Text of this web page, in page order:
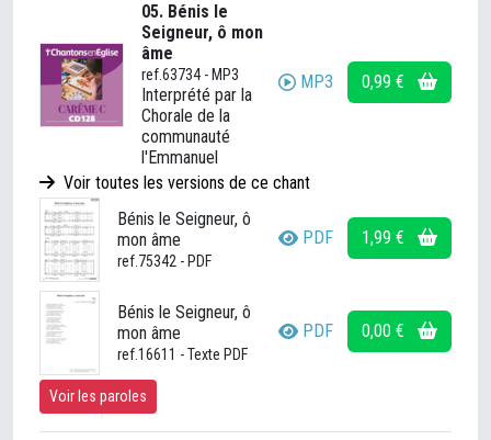
05. Bénis le
Seigneur, ô mon
âme
ref.63734 - MP3
Interprété par la
Chorale de la
communauté
l'Emmanuel
MP3 0,99 €
Voir toutes les versions de ce chant
Bénis le Seigneur, ô
mon âme
ref.75342 - PDF
PDF 1,99 €
Bénis le Seigneur, ô
mon âme
ref.16611 - Texte PDF
PDF 0,00 €
Voir les paroles